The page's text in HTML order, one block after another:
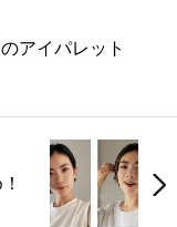
アイパレット